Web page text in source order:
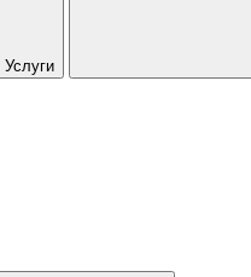
Услуги